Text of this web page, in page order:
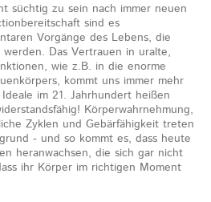
süchtig zu sein nach immer neuen
sind es
Vorgänge des Lebens, die
Das Vertrauen in uralte,
wie z.B. in die enorme
kommt uns immer mehr
im 21. Jahrhundert heißen
Körperwahrnehmung,
Zyklen und Gebärfähigkeit treten
- und so kommt es, dass heute
heranwachsen, die sich gar nicht
ihr Körper im richtigen Moment